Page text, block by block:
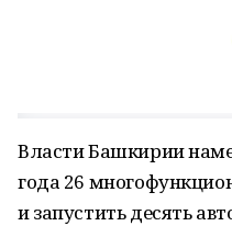
Власти Башкирии
года 26
и запустить десять